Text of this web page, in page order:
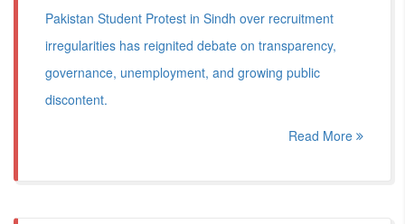
Pakistan Student Protest in Sindh over recruitment
irregularities has reignited debate on transparency,
governance, unemployment, and growing public
discontent.
Read More